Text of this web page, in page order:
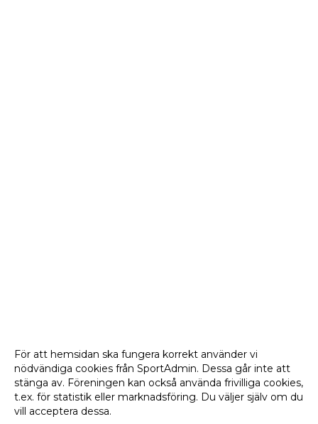
För att hemsidan ska fungera korrekt använder vi
nödvändiga cookies från SportAdmin. Dessa går inte att
stänga av. Föreningen kan också använda frivilliga cookies,
t.ex. för statistik eller marknadsföring. Du väljer själv om du
vill acceptera dessa.